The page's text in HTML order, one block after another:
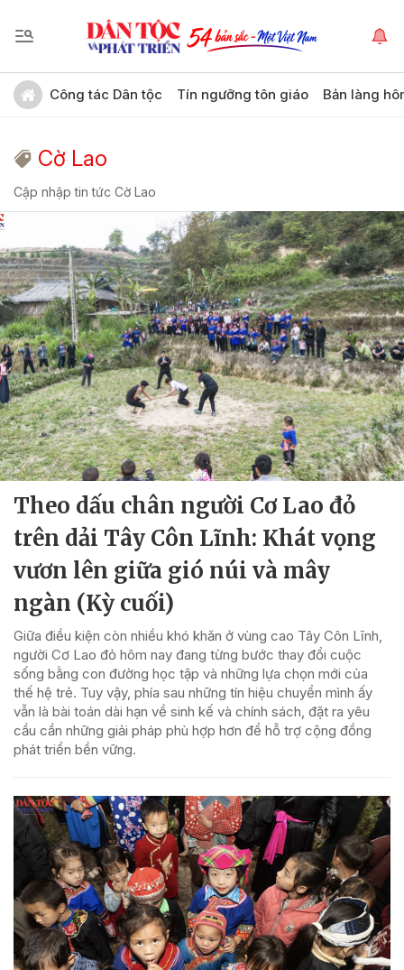
Công tác Dân tộc Tín ngưỡng tôn giáo Bản làng
Cờ Lao
Cập nhập tin tức Cờ Lao
Theo dấu chân người Cơ Lao đỏ
trên dải Tây Côn Lĩnh: Khát vọng
vươn lên giữa gió núi và mây
ngàn (Kỳ cuối)
Giữa điều kiện còn nhiều khó khăn ở vùng cao Tây Côn Lĩnh,
người Cơ Lao đỏ hôm nay đang từng bước thay đổi cuộc
sống bằng con đường học tập và những lựa chọn mới của
thế hệ trẻ. Tuy vậy, phía sau những tín hiệu chuyển mình ấy
vẫn là bài toán dài hạn về sinh kế và chính sách, đặt ra yêu
cầu cần những giải pháp phù hợp hơn để hỗ trợ cộng đồng
phát triển bền vững.